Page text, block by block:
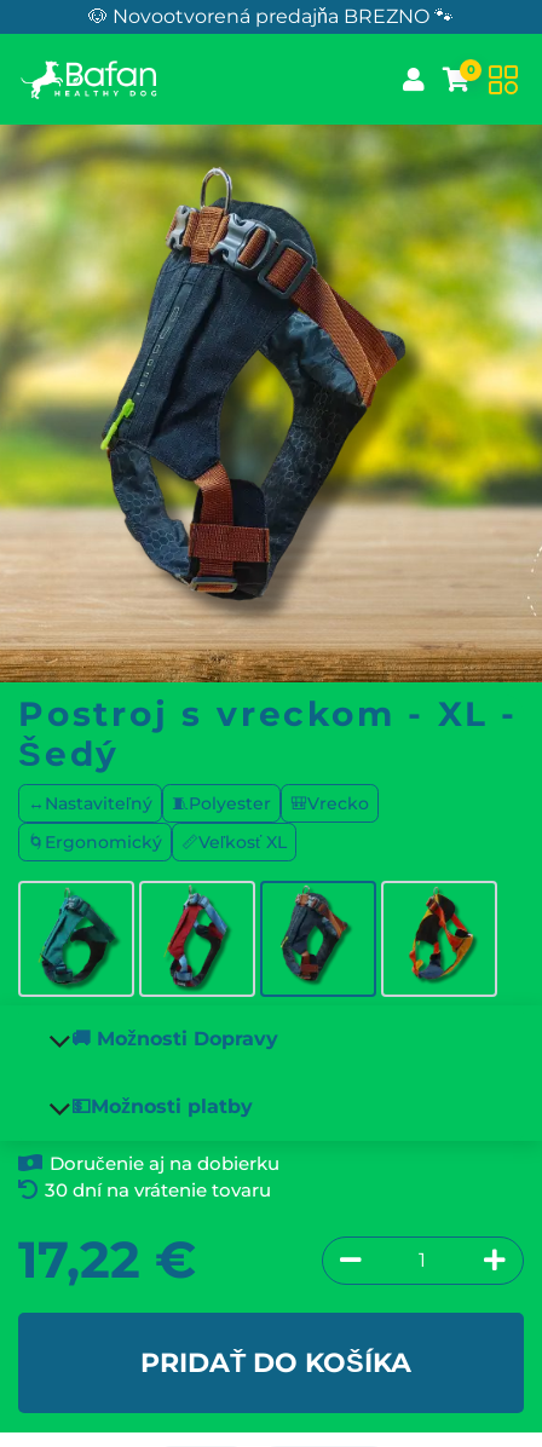
Skip to Content🐶 Novootvorená predajňa BREZNO 🐾
0
Postroj s vreckom - XL -
Šedý
↔️Nastaviteľný 🧵Polyester
🎒Vrecko
🌀Ergonomický
📏Veľkosť XL
🚚 Možnosti Dopravy
💵Možnosti platby
Doručenie aj na dobierku
30 dní na vrátenie tovaru
17,22 €
PRIDAŤ DO KOŠÍKA